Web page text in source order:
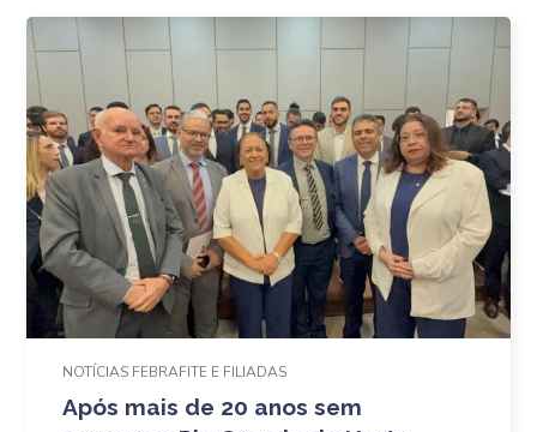
NOTÍCIAS FEBRAFITE E FILIADAS
Após mais de 20 anos sem